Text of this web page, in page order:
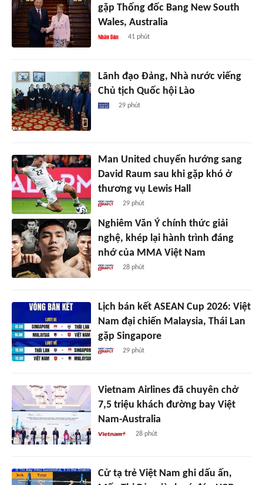
gặp Thống đốc Bang New South
Wales, Australia
41 phút
Lãnh đạo Đảng, Nhà nước viếng
Chủ tịch Quốc hội Lào
29 phút
Man United chuyển hướng sang
David Raum sau khi gặp khó ở
thương vụ Lewis Hall
29 phút
Nghiêm Văn Ý chính thức giải
nghệ, khép lại hành trình đáng
nhớ của MMA Việt Nam
28 phút
Lịch bán kết ASEAN Cup 2026: Việt
Nam đại chiến Malaysia, Thái Lan
gặp Singapore
29 phút
Vietnam Airlines đã chuyên chở
7,5 triệu khách đường bay Việt
Nam-Australia
28 phút
Cử tạ trẻ Việt Nam ghi dấu ấn,